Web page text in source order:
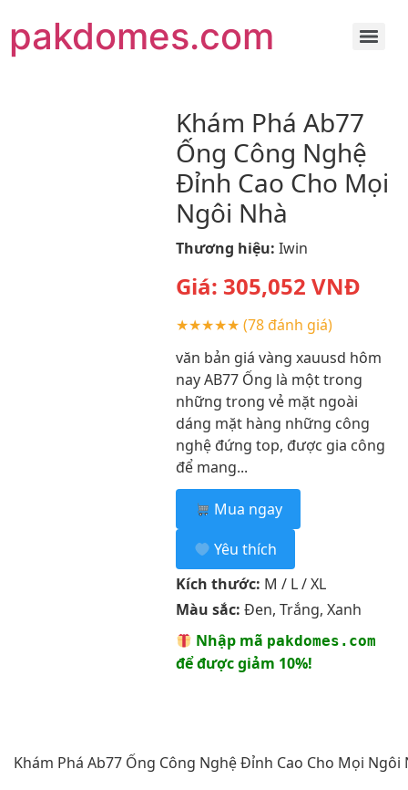
pakdomes.com
Khám Phá Ab77
Ống Công Nghệ
Đỉnh Cao Cho Mọi
Ngôi Nhà
Thương hiệu: Iwin
Giá: 305,052 VNĐ
★★★★★ (78 đánh giá)
văn bản giá vàng xauusd hôm
nay AB77 Ống là một trong
những trong vẻ mặt ngoài
dáng mặt hàng những công
nghệ đứng top, được gia công
để mang...
Mua ngay
Yêu thích
Kích thước: M / L / XL
Màu sắc: Đen, Trắng, Xanh
Nhập mã pakdomes.com
để được giảm 10%!
Khám Phá Ab77 Ống Công Nghệ Đỉnh Cao Cho Mọi Ngôi